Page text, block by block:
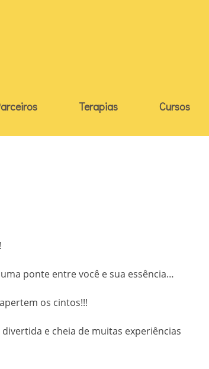
Terapias Cursos
ponte entre você e sua essência…
os cintos!!!
e cheia de muitas experiências